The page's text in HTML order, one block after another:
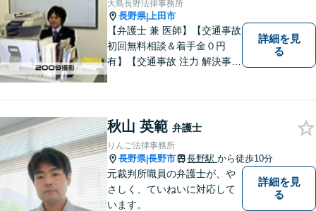
大島長野法律事務所
長野県|上田市
【弁護士 兼 医師】【交通事故
初回無料相談＆着手金０円
有】【交通事故 注力 解決事例
害など、難易度の高い事案に
も医学的視点を踏まえ、最も
よい解決を得られるよう尽力
します。
詳細を見
る
秋山 英範 弁護士
りんご法律事務所
長野県|長野市 長野駅 から徒歩10分
元裁判所職員の弁護士が、や
さしく、ていねいに対応して
います。
詳細を見
る